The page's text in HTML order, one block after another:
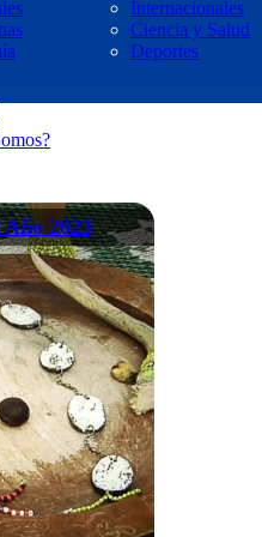
pie de página
Internacionales
Ciencia y Salud
Deportes
2023